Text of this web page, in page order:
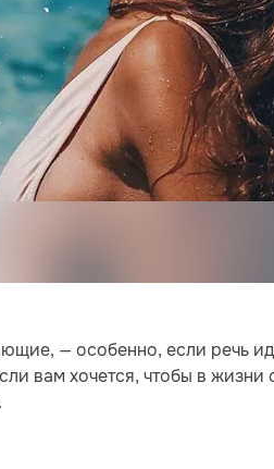
— особенно, если речь
вам хочется, чтобы в